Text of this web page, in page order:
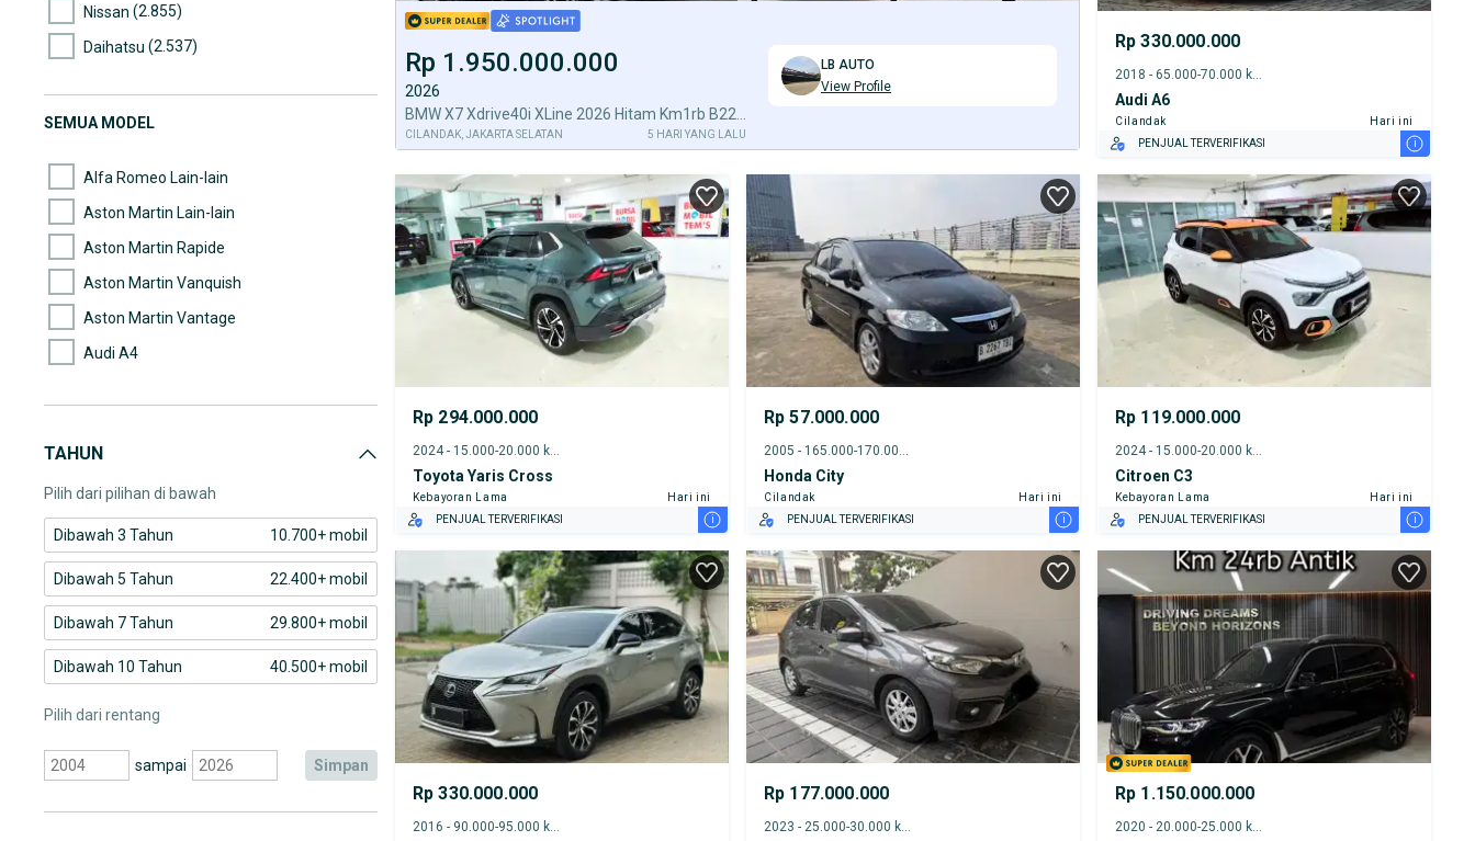
Nissan (2.855)
Daihatsu (2.537)
Suzuki(2.437)
SEMUA MODEL
Alfa Romeo Lain-lain
Aston Martin Lain-lain
Aston Martin Rapide
Aston Martin Vanquish
Aston Martin Vantage
Audi A4
Audi A8 L
TAHUN
Pilih dari pilihan di bawah
Dibawah 3 Tahun 10.700+ mobil
Dibawah 5 Tahun 22.400+ mobil
Dibawah 7 Tahun 29.800+ mobil
Dibawah 10 Tahun 40.500+ mobil
Pilih dari rentang
sampai simpan
Rp 1.950.000.000
2026
CILANDAK, JAKARTA SELATAN 5 HARI YANG LALU
LB AUTO
View Profile
Rp 330.000.000
2018 - 65.000-70.000 km
Audi A6
Cilandak
Hari ini
PENJUAL TERVERIFIKASI
i
Rp 294.000.000
Toyota Yaris Cross
Kebayoran Lama
Hari ini
PENJUAL TERVERIFIKASI
i
Rp 57.000.000
Honda City
Cilandak
Hari ini
PENJUAL TERVERIFIKASI
i
Rp 119.000.000
2024 - 15.000-20.000 km
Citroen C3
Kebayoran Lama
Hari ini
PENJUAL TERVERIFIKASI
i
Rp 330.000.000 Rp 177.000.000
2023 - 25.000-30.000 km
Rp 1.150.000.000
2020 - 20.000-25.000 km